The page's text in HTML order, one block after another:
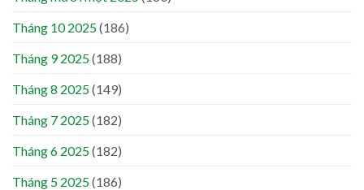
Tháng 10 2025(186)
Tháng 9 2025(188)
Tháng 8 2025(149)
Tháng 7 2025(182)
Tháng 6 2025(182)
Tháng 5 2025(186)